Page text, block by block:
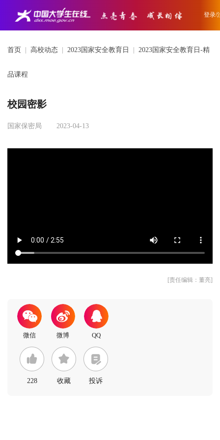
登录/
首页 高校动态 2023国家安全教育日 2023国家安全教育日-精
品课程
校园密影
国家保密局 2023-04-13
[责任编辑：董亮]
228 收藏 投诉